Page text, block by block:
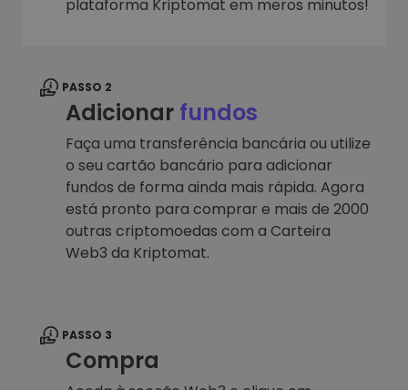
plataforma Kriptomat em meros minutos!
PASSO 2
Adicionar fundos
Faça uma transferência bancária ou utilize
o seu cartão bancário para adicionar
fundos de forma ainda mais rápida. Agora
está pronto para comprar e mais de 2000
outras criptomoedas com a Carteira
Web3 da Kriptomat.
PASSO 3
Compra